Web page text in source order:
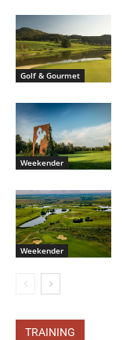
Golf & Gourmet
Weekender
Weekender
TRAINING